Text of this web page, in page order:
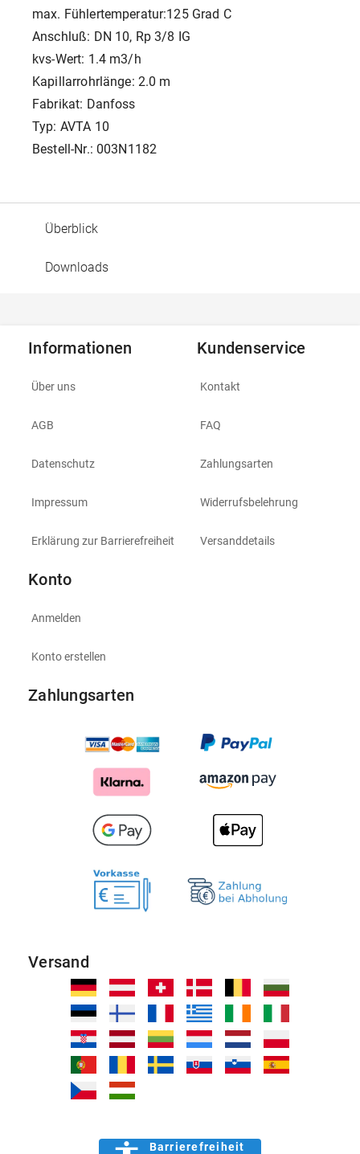
max. Fühlertemperatur:125 Grad C
Anschluß: DN 10, Rp 3/8 IG
kvs-Wert: 1.4 m3/h
Kapillarrohrlänge: 2.0 m
Fabrikat: Danfoss
Typ: AVTA 10
Bestell-Nr.: 003N1182
Überblick
Downloads
Informationen
Über uns
AGB
Datenschutz
Impressum
Erklärung zur Barrierefreiheit
Kundenservice
Kontakt
FAQ
Zahlungsarten
Widerrufsbelehrung
Versanddetails
Konto
Anmelden
Konto erstellen
Zahlungsarten
Versand
Barrierefreiheit